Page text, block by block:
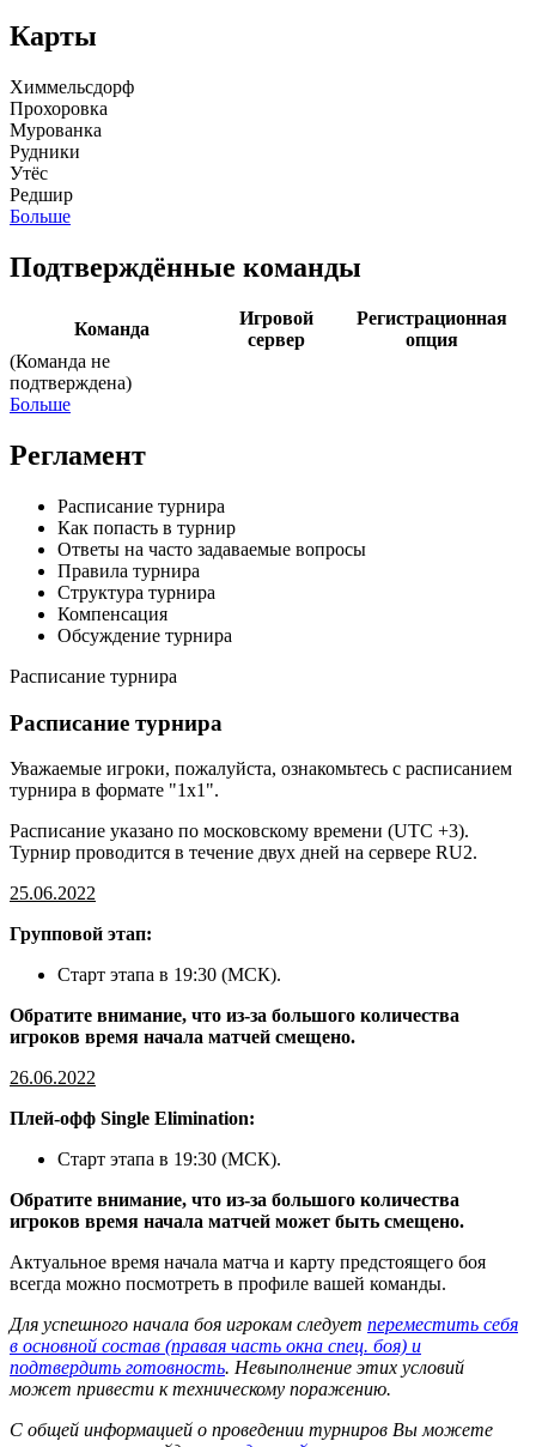
Карты
Химмельсдорф
Прохоровка
Мурованка
Рудники
Утёс
Редшир
Больше
Подтверждённые команды
Команда
Игровой
сервер
Регистрационная
опция
(Команда не
подтверждена)
Больше
Регламент
Расписание турнира
Как попасть в турнир
Ответы на часто задаваемые вопросы
Правила турнира
Структура турнира
Компенсация
Обсуждение турнира
Расписание турнира
Расписание турнира
Уважаемые игроки, пожалуйста, ознакомьтесь с расписанием
турнира в формате "1х1".
Расписание указано по московскому времени (UTC +3).
Турнир проводится в течение двух дней на сервере RU2.
25.06.2022
Групповой этап:
Старт этапа в 19:30 (МСК).
Обратите внимание, что из-за большого количества
игроков время начала матчей смещено.
26.06.2022
Плей-офф Single Elimination:
Старт этапа в 19:30 (МСК).
Обратите внимание, что из-за большого количества
игроков время начала матчей может быть смещено.
Актуальное время начала матча и карту предстоящего боя
всегда можно посмотреть в профиле вашей команды.
Для успешного начала боя игрокам следует переместить себя
в основной состав (правая часть окна спец. боя) и
подтвердить готовность. Невыполнение этих условий
может привести к техническому поражению.
С общей информацией о проведении турниров Вы можете